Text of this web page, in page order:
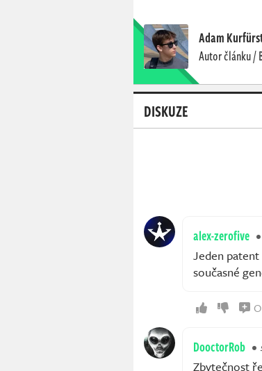
Adam
Autor článku /
DISKUZE
alex-zerofive
Jeden
současné
DooctorRob
Zbytečnost